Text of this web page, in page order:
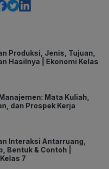
Produksi, Jenis, Tujuan,
Hasilnya | Ekonomi Kelas
Mata Kuliah,
dan Prospek Kerja
Interaksi Antarruang,
Bentuk & Contoh |
7